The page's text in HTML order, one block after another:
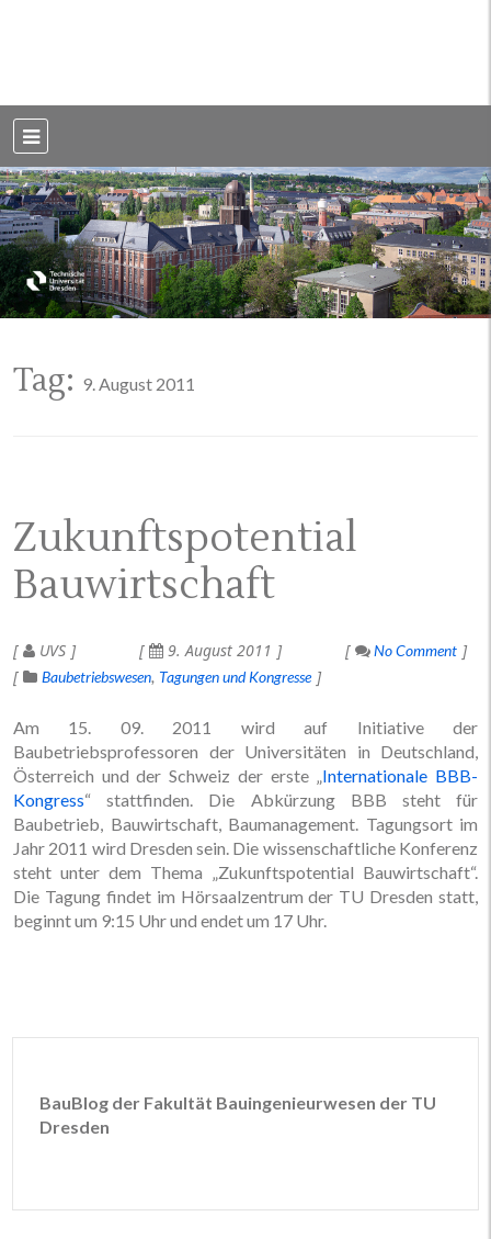
Dresden
Tag: 9. August 2011
Zukunftspotential
Bauwirtschaft
UVS 9. August 2011
No Comment
Baubetriebswesen Tagungen und Kongresse
Am 15. 09. 2011 wird auf Initiative der
Baubetriebsprofessoren der Universitäten in Deutschland,
Österreich und der Schweiz der erste „Internationale BBB-
Kongress“ stattfinden. Die Abkürzung BBB steht für
Baubetrieb, Bauwirtschaft, Baumanagement. Tagungsort im
Jahr 2011 wird Dresden sein. Die wissenschaftliche Konferenz
steht unter dem Thema „Zukunftspotential Bauwirtschaft“.
Die Tagung findet im Hörsaalzentrum der TU Dresden statt,
beginnt um 9:15 Uhr und endet um 17 Uhr.
BauBlog der Fakultät Bauingenieurwesen der TU
Dresden